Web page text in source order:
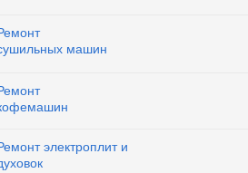
машин
электроплит и